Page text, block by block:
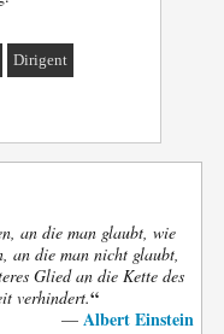
Dirigent
an die man glaubt, wie
an die man nicht glaubt,
Glied an die Kette des
verhindert.“
— Albert Einstein